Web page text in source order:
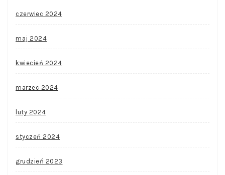
czerwiec 2024
maj 2024
kwiecień 2024
marzec 2024
luty 2024
styczeń 2024
grudzień 2023